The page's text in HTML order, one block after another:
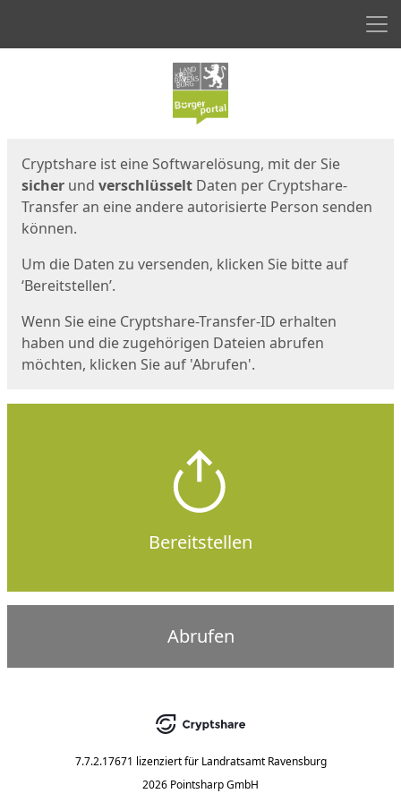
Cryptshare ist eine Softwarelösung, mit der Sie
sicher und verschlüsselt Daten per Cryptshare-
Transfer an eine andere autorisierte Person senden
können.
Um die Daten zu versenden, klicken Sie bitte auf
‘Bereitstellen’.
Wenn Sie eine Cryptshare-Transfer-ID erhalten
haben und die zugehörigen Dateien abrufen
möchten, klicken Sie auf 'Abrufen'.
Bereitstellen
Abrufen
7.7.2.17671 lizenziert für Landratsamt Ravensburg
2026 Pointsharp GmbH